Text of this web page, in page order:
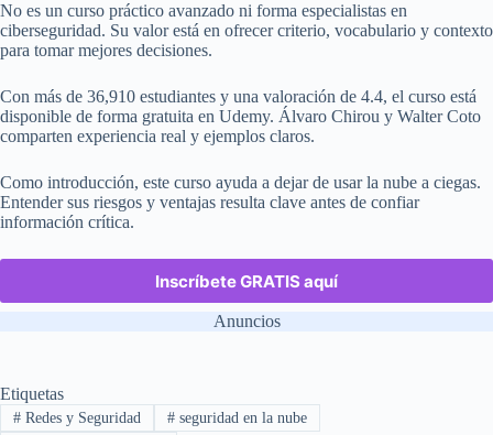
No es un curso práctico avanzado ni forma especialistas en
ciberseguridad. Su valor está en ofrecer criterio, vocabulario y contexto
para tomar mejores decisiones.
Con más de 36,910 estudiantes y una valoración de 4.4, el curso está
disponible de forma gratuita en Udemy. Álvaro Chirou y Walter Coto
comparten experiencia real y ejemplos claros.
Como introducción, este curso ayuda a dejar de usar la nube a ciegas.
Entender sus riesgos y ventajas resulta clave antes de confiar
información crítica.
Inscríbete GRATIS aquí
Anuncios
Etiquetas
#Redes y Seguridad #seguridad en la nube